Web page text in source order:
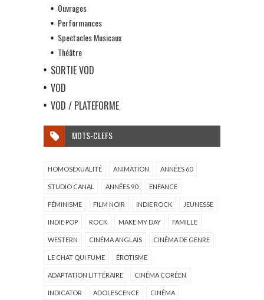
Ouvrages
Performances
Spectacles Musicaux
Théâtre
SORTIE VOD
VOD
VOD / PLATEFORME
MOTS-CLEFS
HOMOSEXUALITÉ ANIMATION ANNÉES 60
STUDIO CANAL ANNÉES 90 ENFANCE
FÉMINISME FILM NOIR INDIE ROCK JEUNESSE
INDIE POP ROCK MAKE MY DAY FAMILLE
WESTERN CINÉMA ANGLAIS CINÉMA DE GENRE
LE CHAT QUI FUME ÉROTISME
ADAPTATION LITTÉRAIRE CINÉMA CORÉEN
INDICATOR ADOLESCENCE CINÉMA